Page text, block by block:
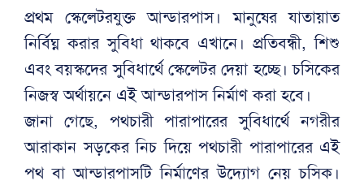
প্রথম স্কেলেটরযুক্ত আন্ডারপাস। মানুষের যাতায়াত
নির্বিঘ্ন করার সুবিধা থাকবে এখানে। প্রতিবন্ধী, শিশু
এবং বয়স্কদের সুবিধার্থে স্কেলেটর দেয়া হচ্ছে। চসিকের
নিজস্ব অর্থায়নে এই আন্ডারপাস নির্মাণ করা হবে।
জানা গেছে, পথচারী পারাপারের সুবিধার্থে নগরীর
আরাকান সড়কের নিচ দিয়ে পথচারী পারাপারের এই
পথ বা আন্ডারপাসটি নির্মাণের উদ্যোগ নেয় চসিক।